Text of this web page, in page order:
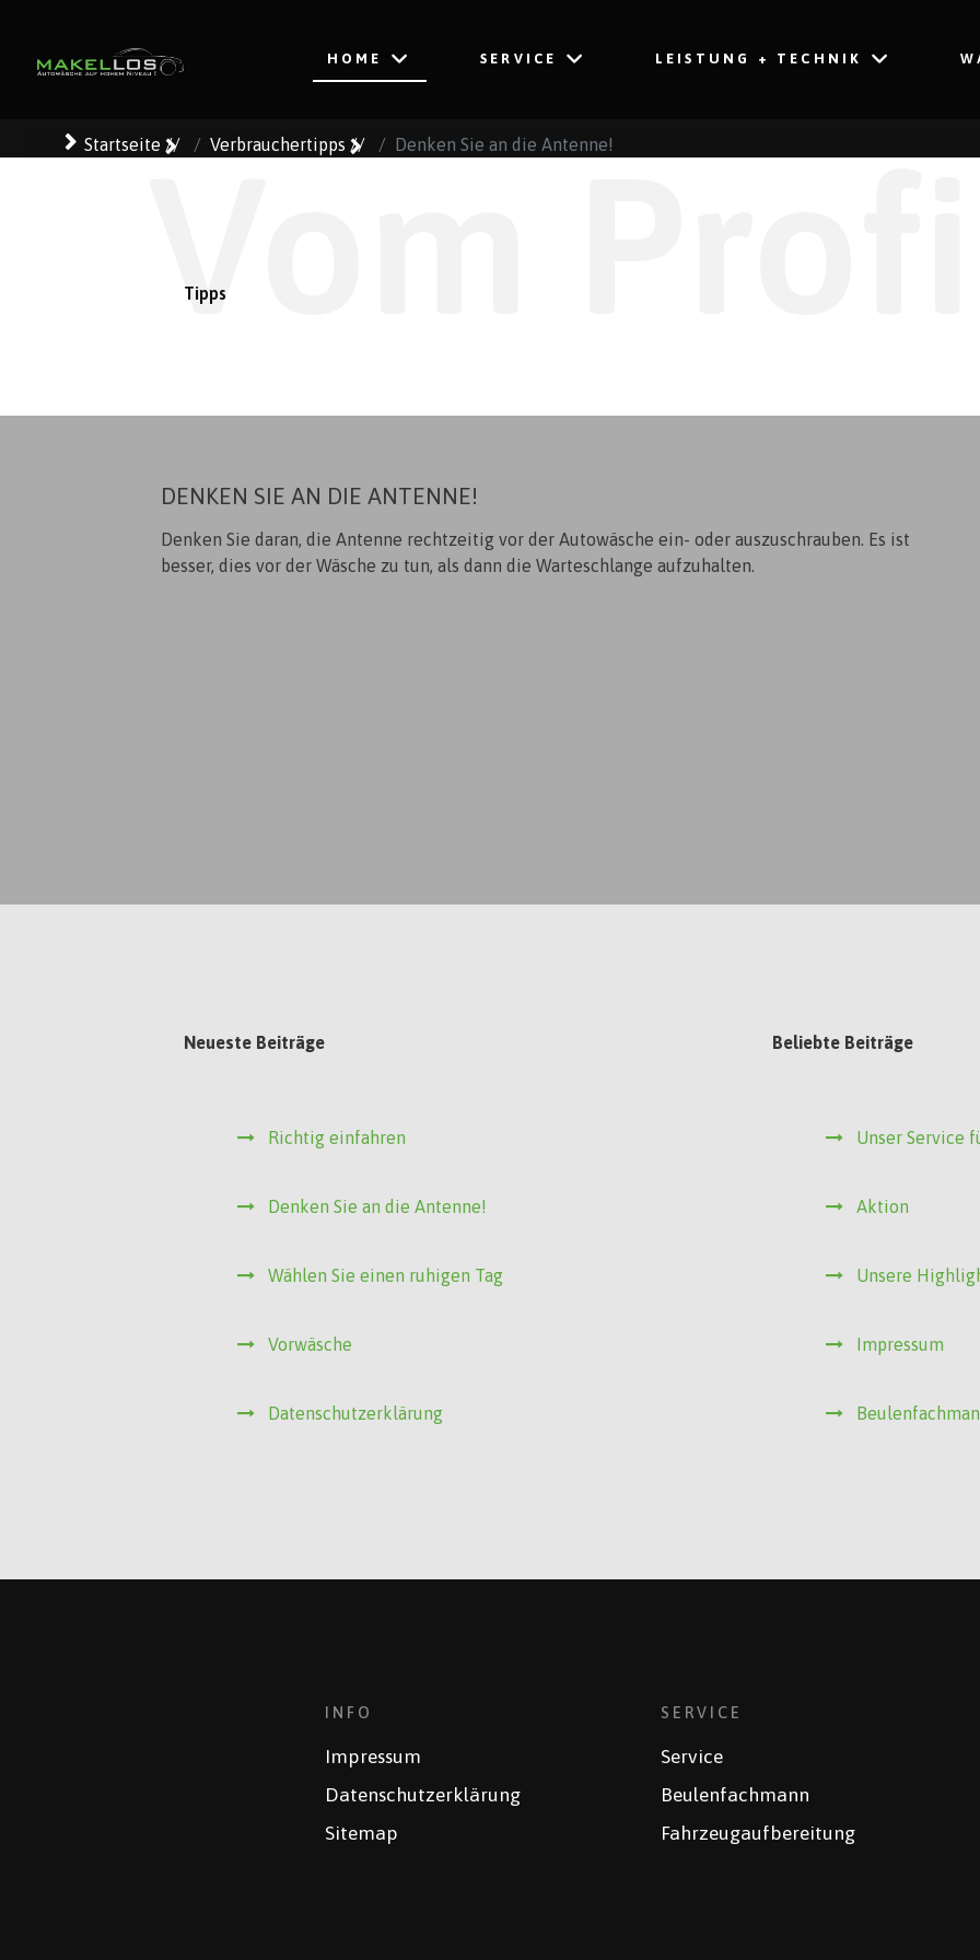
HOME SERVICE LEISTUNG + TECHNIK
Startseite // Verbrauchertipps // Denken Sie an die Antenne!
Tipps
Vom Profi
DENKEN SIE AN DIE ANTENNE!
Denken Sie daran, die Antenne rechtzeitig vor der Autowäsche ein- oder auszuschrauben. Es ist
besser, dies vor der Wäsche zu tun, als dann die Warteschlange aufzuhalten.
Neueste Beiträge
Richtig einfahren
Denken Sie an die Antenne!
Wählen Sie einen ruhigen Tag
Vorwäsche
Datenschutzerklärung
Beliebte Beiträge
Unser Service
Aktion
Unsere
Impressum
INFO
Impressum
Datenschutzerklärung
Sitemap
SERVICE
Service
Beulenfachmann
Fahrzeugaufbereitung